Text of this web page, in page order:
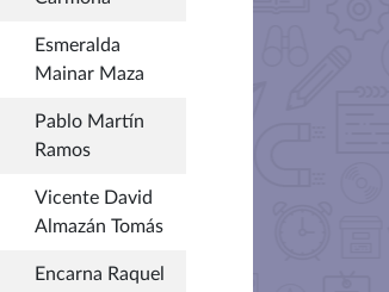
Esmeralda
Mainar Maza
Pablo Martín
Ramos
Vicente David
Almazán Tomás
Encarna Raquel